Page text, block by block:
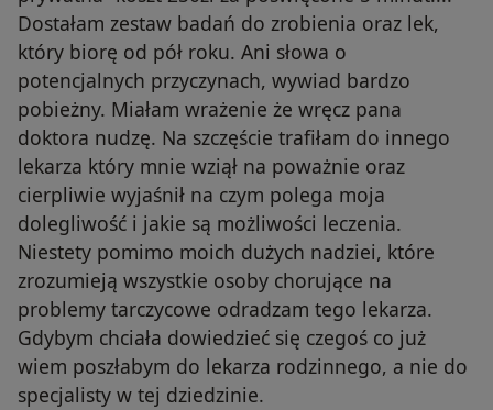
Dostałam zestaw badań do zrobienia oraz lek,
który biorę od pół roku. Ani słowa o
potencjalnych przyczynach, wywiad bardzo
pobieżny. Miałam wrażenie że wręcz pana
doktora nudzę. Na szczęście trafiłam do innego
lekarza który mnie wziął na poważnie oraz
cierpliwie wyjaśnił na czym polega moja
dolegliwość i jakie są możliwości leczenia.
Niestety pomimo moich dużych nadziei, które
zrozumieją wszystkie osoby chorujące na
problemy tarczycowe odradzam tego lekarza.
Gdybym chciała dowiedzieć się czegoś co już
wiem poszłabym do lekarza rodzinnego, a nie do
specjalisty w tej dziedzinie.